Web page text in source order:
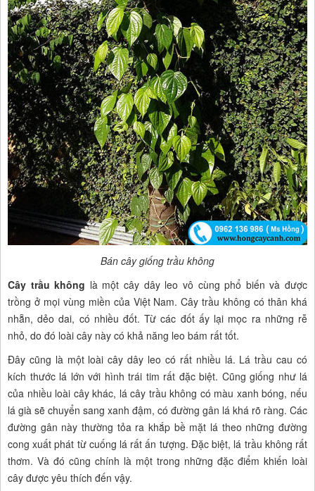
Bán cây giống trầu không
Cây trầu không là một cây dây leo vô cùng phổ biến và được
trồng ở mọi vùng miền của Việt Nam. Cây trầu không có thân khá
nhẵn, dẻo dai, có nhiều đốt. Từ các đốt ấy lại mọc ra những rễ
nhỏ, do đó loài cây này có khả năng leo bám rất tốt.
Đây cũng là một loài cây dây leo có rất nhiều lá. Lá trầu cau có
kích thước lá lớn với hình trái tim rất đặc biệt. Cũng giống như lá
của nhiều loài cây khác, lá cây trầu không có màu xanh bóng, nếu
lá già sẽ chuyển sang xanh đậm, có đường gân lá khá rõ ràng. Các
đường gân này thường tỏa ra khắp bề mặt lá theo những đường
cong xuất phát từ cuống lá rất ấn tượng. Đặc biệt, lá trầu không rất
thơm. Và đó cũng chính là một trong những đặc điểm khiến loài
cây được yêu thích đến vậy.